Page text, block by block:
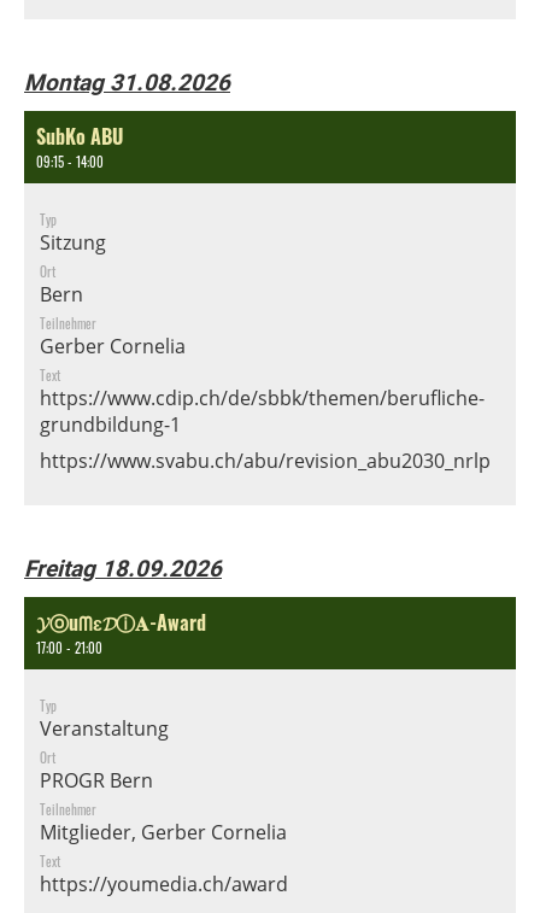
Montag 31.08.2026
SubKo ABU
09:15 - 14:00
Typ
Sitzung
Ort
Bern
Teilnehmer
Gerber Cornelia
Text
https://www.cdip.ch/de/sbbk/themen/berufliche-
grundbildung-1
https://www.svabu.ch/abu/revision_abu2030_nrlp
Freitag 18.09.2026
𝓨ⓞuᗰɛ𝓓ⓘ𝐀-Award
17:00 - 21:00
Typ
Veranstaltung
Ort
PROGR Bern
Teilnehmer
Mitglieder, Gerber Cornelia
Text
https://youmedia.ch/award